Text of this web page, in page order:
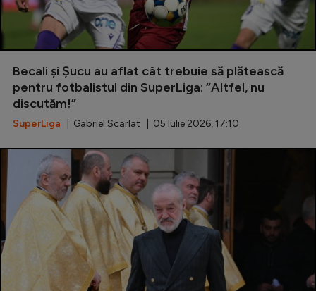
JO 2026
Creează cont
Becali și Șucu au aflat cât trebuie să plătească
pentru fotbalistul din SuperLiga: ”Altfel, nu
discutăm!”
SuperLiga | Gabriel Scarlat | 05 Iulie 2026, 17:10